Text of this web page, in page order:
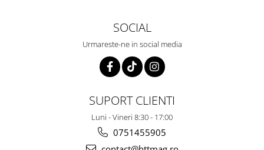
SOCIAL
Urmareste-ne in social media
SUPORT CLIENTI
Luni - Vineri 8:30 - 17:00
0751455905